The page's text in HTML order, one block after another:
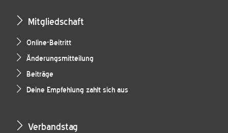
Mitgliedschaft
Online-Beitritt
Änderungsmitteilung
Beiträge
Deine Empfehlung zahlt sich aus
Verbandstag